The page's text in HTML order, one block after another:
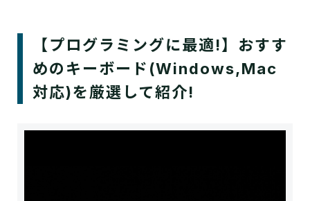
【プログラミングに最適!】おすす
めのキーボード(Windows,Mac
対応)を厳選して紹介!